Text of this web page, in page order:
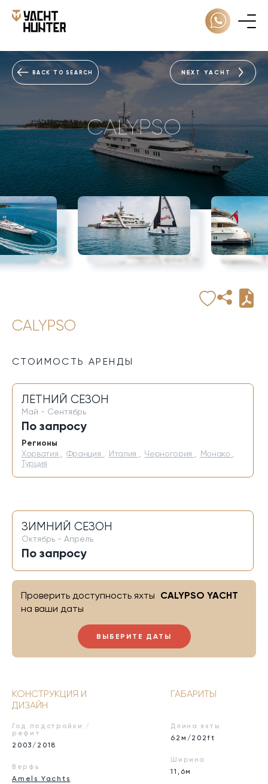
BACK TO SEARCH NEXT YACHT
CALYPSO
CALYPSO
СТОИМОСТЬ АРЕНДЫ
ЛЕТНИЙ СЕЗОН
Май - Сентябрь
По запросу
Регионы
Хорватия Франция Италия Черногория Монако
Турция
ЗИМНИЙ СЕЗОН
Октябрь - Апрель
По запросу
ВЫБЕРИТЕ ДАТЫ
Проверить доступность яхты CALYPSO YACHT
на ваши даты
КОНСТРУКЦИЯ И
ДИЗАЙН
Год подстройки /
рефит
2003/2018
Верфь
Amels Yachts
ГАБАРИТЫ
Длина яхты
62м/202ft
Ширина
11,6м